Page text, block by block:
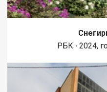
РБК ∙ 2024,